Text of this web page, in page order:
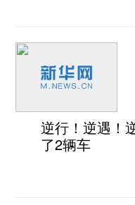
逆行！逆遇！
了2辆车